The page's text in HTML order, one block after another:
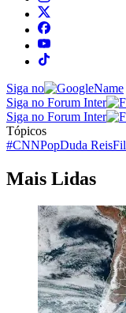
Siga no
Siga no Forum Inter
Siga no Forum Inter
Tópicos
#CNNPopDuda Reis
Mais Lidas